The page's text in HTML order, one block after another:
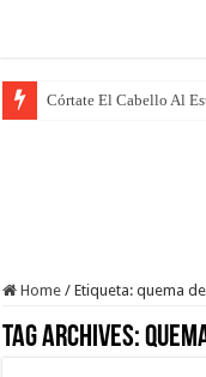
Córtate El Cabello Al
Home / Etiqueta:quema
Tag Archives: